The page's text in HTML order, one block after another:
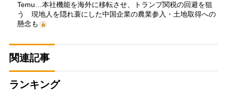
Temu…本社機能を海外に移転させ、トランプ関税の回避を狙
う 現地人を隠れ蓑にした中国企業の農業参入・土地取得への
懸念も
関連記事
ランキング